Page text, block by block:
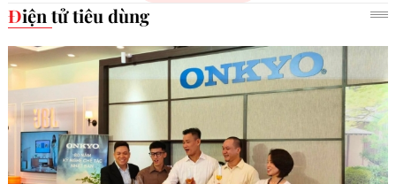
Điện tử tiêu dùng